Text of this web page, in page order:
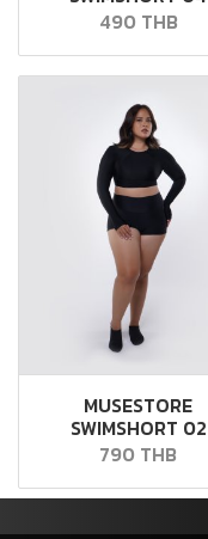
490 THB
MUSESTORE
SWIMSHORT 02
790 THB